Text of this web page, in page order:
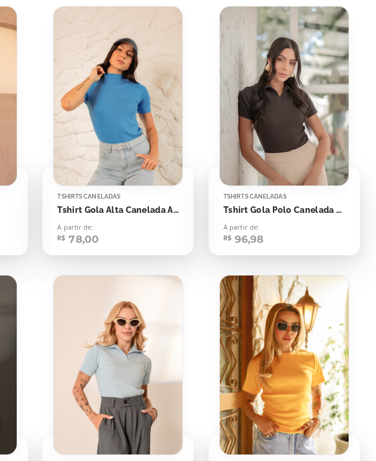
TSHIRTS CANELADAS
Tshirt Gola Alta Canelada Azul Blue Beach
A partir de:
R$ 78,00
TSHIRTS CANELADAS
Tshirt Gola Polo Canelada Marrom Dark
A partir de:
R$ 96,98